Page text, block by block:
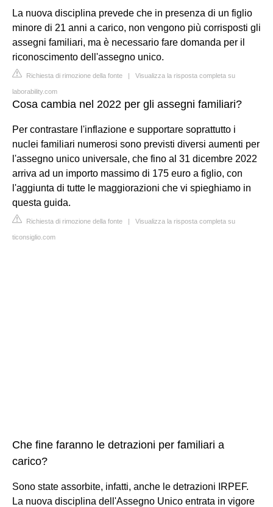
La nuova disciplina prevede che in presenza di un figlio
minore di 21 anni a carico, non vengono più corrisposti gli
assegni familiari, ma è necessario fare domanda per il
riconoscimento dell'assegno unico.
Richiesta di rimozione della fonte | Visualizza la risposta completa su
laborability.com
Cosa cambia nel 2022 per gli assegni familiari?
Per contrastare l'inflazione e supportare soprattutto i
nuclei familiari numerosi sono previsti diversi aumenti per
l'assegno unico universale, che fino al 31 dicembre 2022
arriva ad un importo massimo di 175 euro a figlio, con
l'aggiunta di tutte le maggiorazioni che vi spieghiamo in
questa guida.
Richiesta di rimozione della fonte | Visualizza la risposta completa su
ticonsiglio.com
Che fine faranno le detrazioni per familiari a
carico?
Sono state assorbite, infatti, anche le detrazioni IRPEF.
La nuova disciplina dell'Assegno Unico entrata in vigore